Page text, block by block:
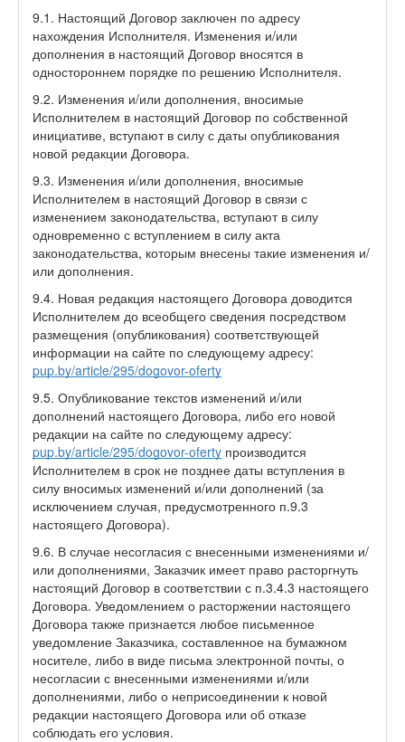
9.1. Настоящий Договор заключен по адресу
нахождения Исполнителя. Изменения и/или
дополнения в настоящий Договор вносятся в
одностороннем порядке по решению Исполнителя.
9.2. Изменения и/или дополнения, вносимые
Исполнителем в настоящий Договор по собственной
инициативе, вступают в силу с даты опубликования
новой редакции Договора.
9.3. Изменения и/или дополнения, вносимые
Исполнителем в настоящий Договор в связи с
изменением законодательства, вступают в силу
одновременно с вступлением в силу акта
законодательства, которым внесены такие изменения и/
или дополнения.
9.4. Новая редакция настоящего Договора доводится
Исполнителем до всеобщего сведения посредством
размещения (опубликования) соответствующей
информации на сайте по следующему адресу:
pup.by/article/295/dogovor-oferty
9.5. Опубликование текстов изменений и/или
дополнений настоящего Договора, либо его новой
редакции на сайте по следующему адресу:
pup.by/article/295/dogovor-oferty производится
Исполнителем в срок не позднее даты вступления в
силу вносимых изменений и/или дополнений (за
исключением случая, предусмотренного п.9.3
настоящего Договора).
9.6. В случае несогласия с внесенными изменениями и/
или дополнениями, Заказчик имеет право расторгнуть
настоящий Договор в соответствии с п.3.4.3 настоящего
Договора. Уведомлением о расторжении настоящего
Договора также признается любое письменное
уведомление Заказчика, составленное на бумажном
носителе, либо в виде письма электронной почты, о
несогласии с внесенными изменениями и/или
дополнениями, либо о неприсоединении к новой
редакции настоящего Договора или об отказе
соблюдать его условия.